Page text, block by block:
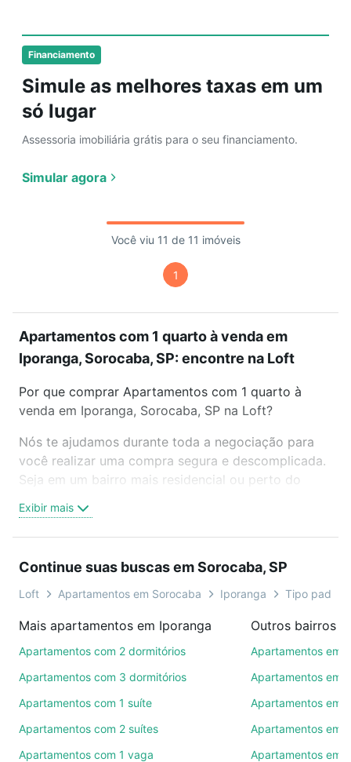
Financiamento
Simule as melhores taxas em um
só lugar
Assessoria imobiliária grátis para o seu financiamento.
Simular agora
Você viu 11 de 11 imóveis
1
Apartamentos com 1 quarto à venda em
Iporanga, Sorocaba, SP: encontre na Loft
Por que comprar Apartamentos com 1 quarto à
venda em Iporanga, Sorocaba, SP na Loft?
Nós te ajudamos durante toda a negociação para
você realizar uma compra segura e descomplicada.
Seja em um bairro mais residencial ou perto do
oferta ideal de Apartamentos com 1 quarto à venda
em Iporanga, Sorocaba, SP para conquistar seu
videochamada, é grátis, sem compromisso e você
ainda conta com mais de 46 mil corretores e
de imóveis.
Como escolher um imóvel?
ruas, bairros e até condomínios favoritos. Você
também pode usar os filtros como quantidade de
quartos, suítes, com ou sem vaga de garagem para
Exibir mais
Continue suas buscas em Sorocaba, SP
Loft Apartamentos em Sorocaba Iporanga Tipo
Mais apartamentos em Iporanga
Apartamentos com 2 dormitórios
Apartamentos com 3 dormitórios
Apartamentos com 1 suíte
Apartamentos com 2 suítes
Apartamentos com 1 vaga
Outros bairros
Apartamentos em
Apartamentos em
Apartamentos em
Apartamentos em
Apartamentos em